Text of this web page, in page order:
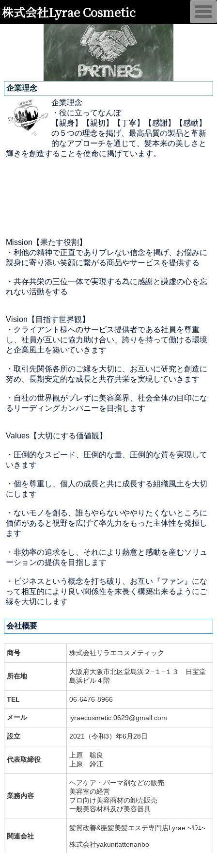
株式会社Lyrae Cosmetic
企業理念
企業理念
・役に立ってなんぼ
【親身】【親切】【丁寧】【感謝】【感動】
の５つの理念を掲げ、最高品質の製品と革新
的なアプローチを通じて、髪本来の美しさと
輝きを創造することを使命に掲げています。
Mission【果たす役割】
・利他の精神で正直でありブレない信念を掲げ、お悩みに
親身に寄り添い笑顔に繋がる商品やサービスを提供する
・共存共栄の三位一体で実現する為に感謝と謙虚の心を忘
れない活動をする
Vision【目指す世界観】
・クライアント様へのサービス提供者である社員を尊重
し、社員が互いに協力助け合い、誇りを持って働ける環境
と企業風土を築いていきます
・取引先関係各所のご縁を大切に、お互いに研究と創造に
努め、長期安定的な成長と共存共栄を実現していきます
・自社の世界観がブレずに美容業界、社会全体の目印にな
るリーディングカンパニーを目指します
Values【大切にする価値観】
・圧倒的なスピード、圧倒的な量、圧倒的な質を実現して
いきます
・個を尊重し、個人の成長と共に成長する組織風土を大切
にします
・ないモノを創る、誰もやらないややりたくないところに
価値があると視野を広げて率先力をもった主体性を発揮し
ます
・非効率の追求をし、それにより熱意と感動を産むソリュ
ーションの提供を目指します
・ビジネスという概念を打ち破り、お互い『ファン』にな
って相互的により良い関係性を末長く構築出来るようにご
縁を大切にします
会社概要
商号 株式会社リラエコスメティック
所在地
大阪府大阪市北区堂島浜２−１−１３ 日宝堂
島浜ビル４階
TEL 06-6476-8966
メール lyraecosmetic.0629@gmail.com
設立 2021（令和3）年6月28日
代表取締役
上原 聡良
上原 鈴江
業務内容
ヘアケア・パーマ剤などの販売
美容室の経営
プロ向け美容商材の卸売販売
一般美容材料及び美容器具
関連会社
髪質改善&艶髪美髪エステ専門店Lyrae ~ﾘﾗｴ~
株式会社yakunitattenanbo
T
o
g
g
t